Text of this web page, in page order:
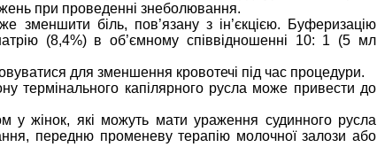
при проведенні знеболювання.
зменшити біль, пов’язану з ін’єкцією. Буферизацію
(8,4%) в об’ємному співвідношенні 10: 1 (5 мл
для зменшення кровотечі під час процедури.
термінального капілярного русла може привести до
у жінок, які можуть мати ураження судинного русла
передню променеву терапію молочної залози або